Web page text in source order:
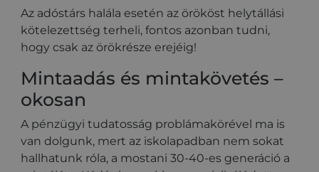
Az adóstárs halála esetén az örököst helytállási
kötelezettség terheli, fontos azonban tudni,
hogy csak az örökrésze erejéig!
Mintaadás és mintakövetés –
okosan
A pénzügyi tudatosság problámakörével ma is
van dolgunk, mert az iskolapadban nem sokat
hallhatunk róla, a mostani 30-40-es generáció a